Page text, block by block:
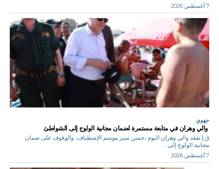
7 أغسطس 2026
جهوي
والي وهران في متابعة مستمرة لضمان مجانية الولوج إلى الشواطئ
ق.إ تفقد والي وهران اليوم ،حسن سير موسم الإصطياف، والوقوف على ضمان
مجانية الولوج إلى...
7 أغسطس 2026